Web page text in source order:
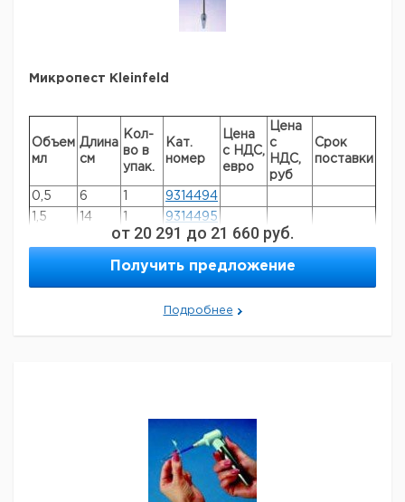
* Отсутствуют ДНК, РНК, апирогенно
Микропест Kleinfeld
Объем
мл
Длина
см
Кол-
во в
упак.
Кат.
номер
Цена
с НДС,
евро
Цена
с
НДС,
руб
Срок
поставки
0,5 6
9314494
1,5
14 1 9314495
от 20 291 до 21 660 руб.
Получить предложение
Подробнее